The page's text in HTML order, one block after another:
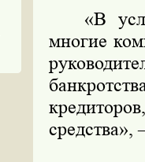
«В
многие
средства»,